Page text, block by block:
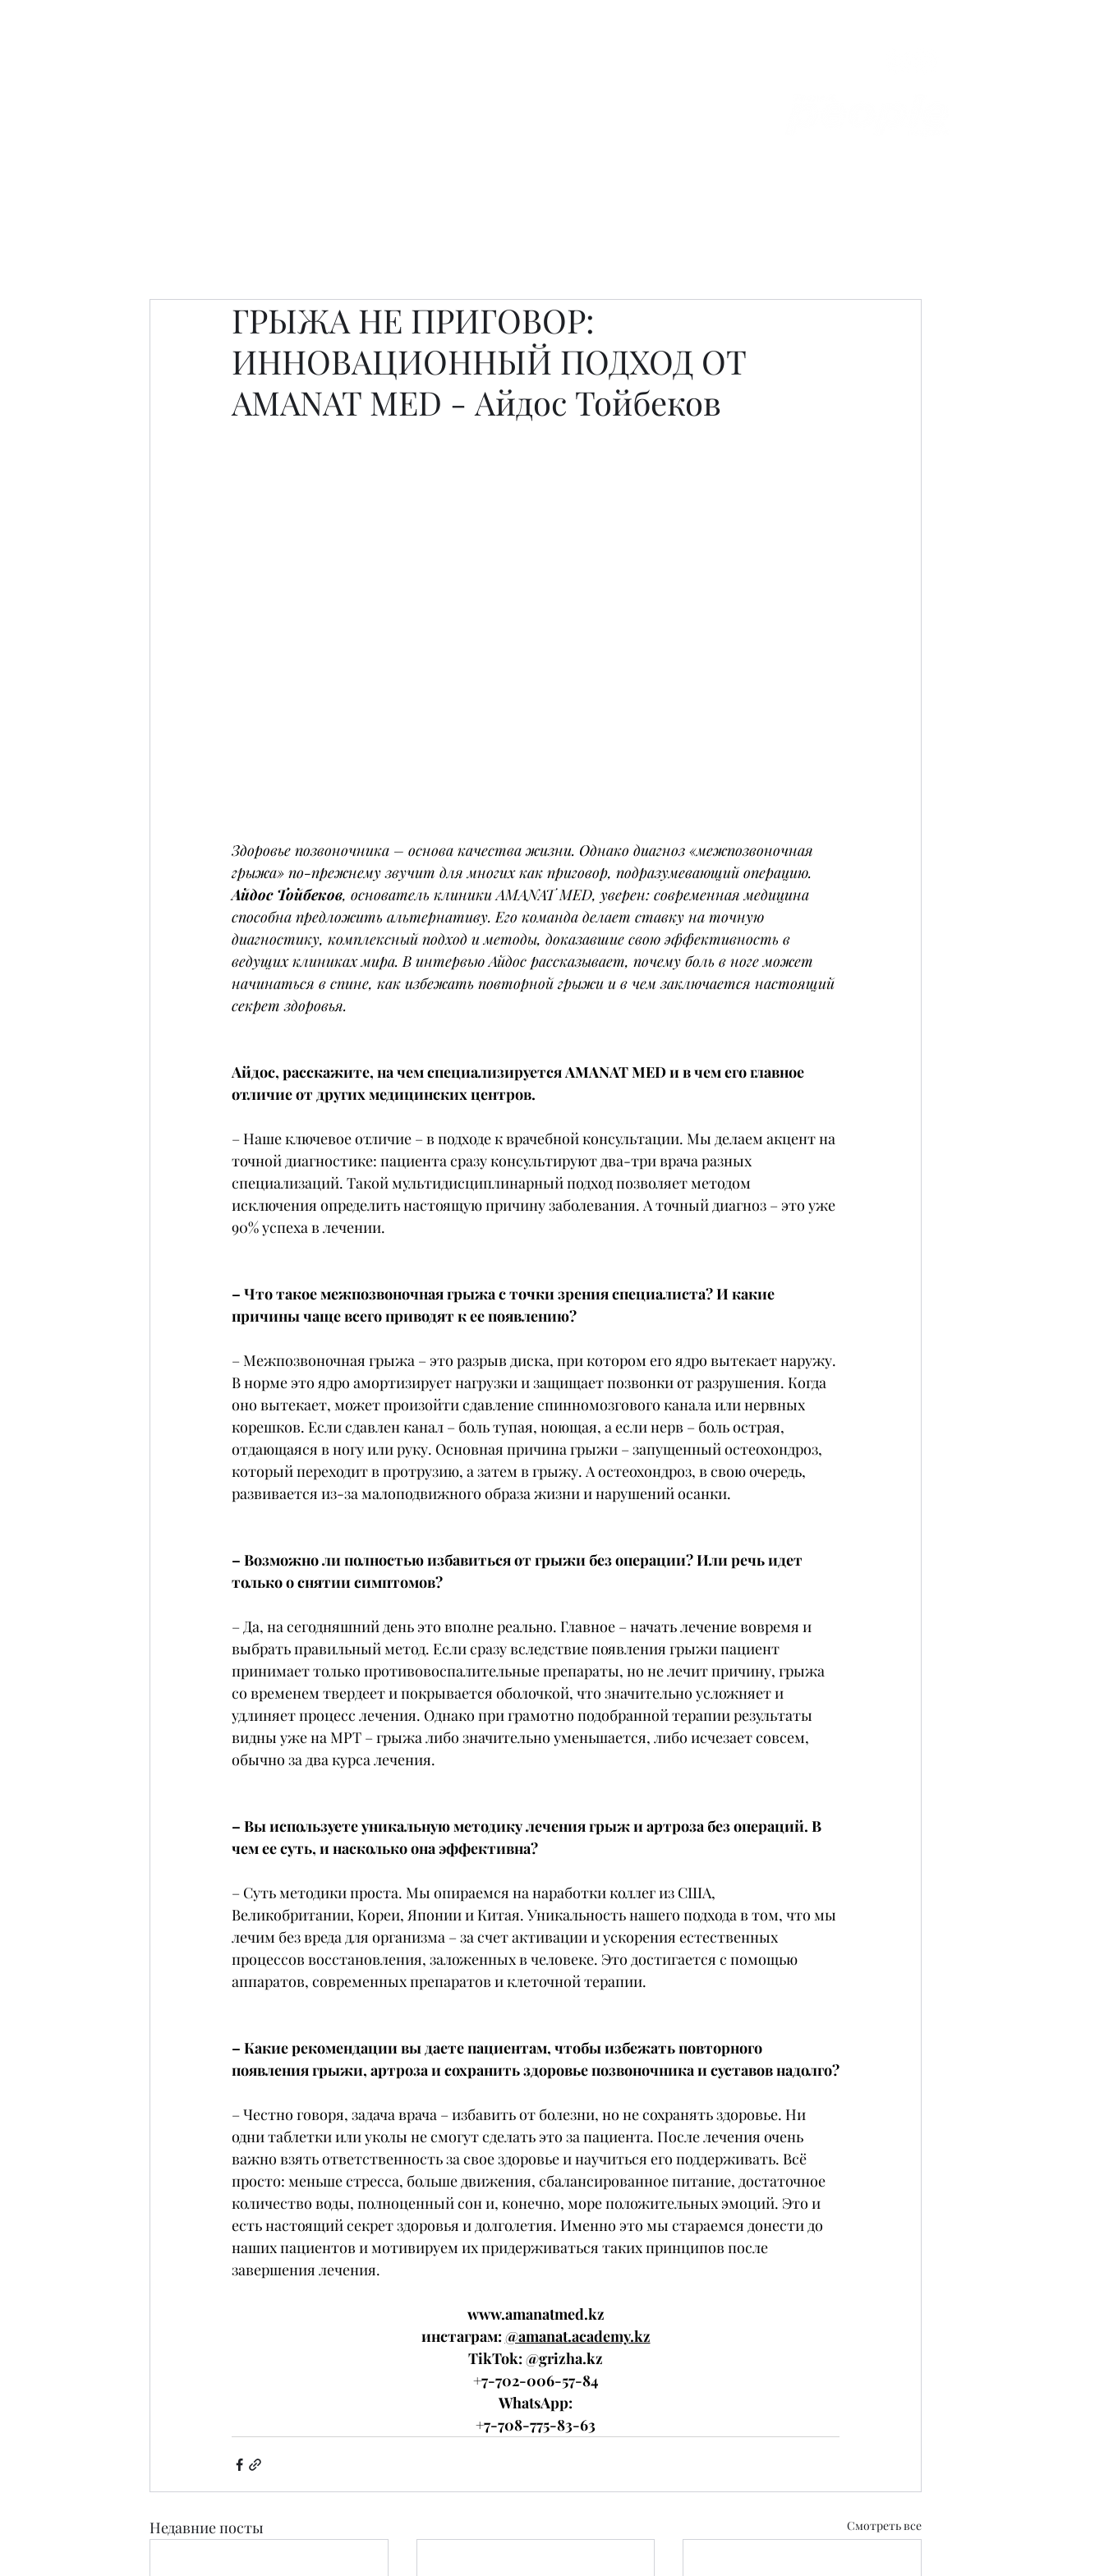
ГРЫЖА НЕ ПРИГОВОР:
ИННОВАЦИОННЫЙ ПОДХОД ОТ
AMANAT MED - Айдос Тойбеков
Здоровье позвоночника – основа качества жизни. Однако диагноз «межпозвоночная
грыжа» по-прежнему звучит для многих как приговор, подразумевающий операцию.
Айдос Тойбеков, основатель клиники AMANAT MED, уверен: современная медицина
способна предложить альтернативу. Его команда делает ставку на точную
диагностику, комплексный подход и методы, доказавшие свою эффективность в
ведущих клиниках мира. В интервью Айдос рассказывает, почему боль в ноге может
начинаться в спине, как избежать повторной грыжи и в чем заключается настоящий
секрет здоровья.
Айдос, расскажите, на чем специализируется AMANAT MED и в чем его главное
отличие от других медицинских центров.
– Наше ключевое отличие – в подходе к врачебной консультации. Мы делаем акцент на
точной диагностике: пациента сразу консультируют два-три врача разных
специализаций. Такой мультидисциплинарный подход позволяет методом
исключения определить настоящую причину заболевания. А точный диагноз – это уже
90% успеха в лечении.
– Что такое межпозвоночная грыжа с точки зрения специалиста? И какие
причины чаще всего приводят к ее появлению?
– Межпозвоночная грыжа – это разрыв диска, при котором его ядро вытекает наружу.
В норме это ядро амортизирует нагрузки и защищает позвонки от разрушения. Когда
оно вытекает, может произойти сдавление спинномозгового канала или нервных
корешков. Если сдавлен канал – боль тупая, ноющая, а если нерв – боль острая,
отдающаяся в ногу или руку. Основная причина грыжи – запущенный остеохондроз,
который переходит в протрузию, а затем в грыжу. А остеохондроз, в свою очередь,
развивается из-за малоподвижного образа жизни и нарушений осанки.
– Возможно ли полностью избавиться от грыжи без операции? Или речь идет
только о снятии симптомов?
– Да, на сегодняшний день это вполне реально. Главное – начать лечение вовремя и
выбрать правильный метод. Если сразу вследствие появления грыжи пациент
принимает только противовоспалительные препараты, но не лечит причину, грыжа
со временем твердеет и покрывается оболочкой, что значительно усложняет и
удлиняет процесс лечения. Однако при грамотно подобранной терапии результаты
видны уже на МРТ – грыжа либо значительно уменьшается, либо исчезает совсем,
обычно за два курса лечения.
– Вы используете уникальную методику лечения грыж и артроза без операций. В
чем ее суть, и насколько она эффективна?
– Суть методики проста. Мы опираемся на наработки коллег из США,
Великобритании, Кореи, Японии и Китая. Уникальность нашего подхода в том, что мы
лечим без вреда для организма – за счет активации и ускорения естественных
процессов восстановления, заложенных в человеке. Это достигается с помощью
аппаратов, современных препаратов и клеточной терапии.
– Какие рекомендации вы даете пациентам, чтобы избежать повторного
появления грыжи, артроза и сохранить здоровье позвоночника и суставов надолго?
– Честно говоря, задача врача – избавить от болезни, но не сохранять здоровье. Ни
одни таблетки или уколы не смогут сделать это за пациента. После лечения очень
важно взять ответственность за свое здоровье и научиться его поддерживать. Всё
просто: меньше стресса, больше движения, сбалансированное питание, достаточное
количество воды, полноценный сон и, конечно, море положительных эмоций. Это и
есть настоящий секрет здоровья и долголетия. Именно это мы стараемся донести до
наших пациентов и мотивируем их придерживаться таких принципов после
завершения лечения.
www.amanatmed.kz
инстаграм: @amanat.academy.kz
TikTok: @grizha.kz
+7-702-006-57-84
WhatsApp:
+7-708-775-83-63
Недавние посты Смотреть все